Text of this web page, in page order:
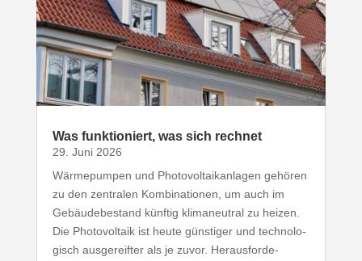
Was funk­tio­niert, was sich rechnet
29. Juni 2026
Wärme­pumpen und Photo­vol­ta­ik­an­lagen gehören
zu den zentralen Kombi­na­tionen, um auch im
Gebäu­de­be­stand künftig klima­neutral zu heizen.
Die Photo­voltaik ist heute günstiger und tech­no­lo­
gisch ausge­reifter als je zuvor. Heraus­for­de­